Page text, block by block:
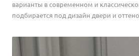
варианты в современном и
подбирается под дизайн двери и